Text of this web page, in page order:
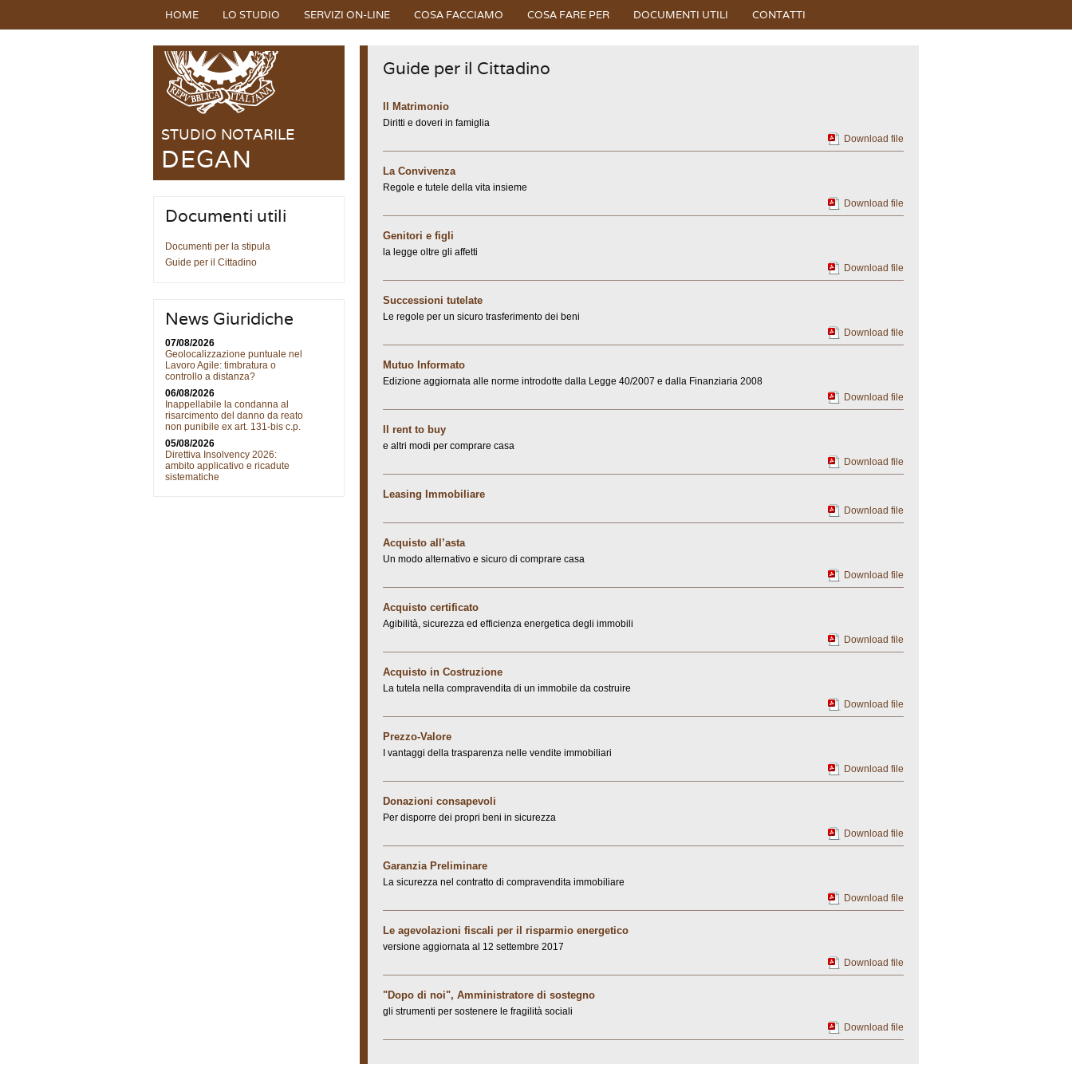
HOME LO STUDIO SERVIZI ON-LINE COSA FACCIAMO COSA FARE PER DOCUMENTI UTILI CONTATTI
STUDIO NOTARILE
DEGAN
Guide per il Cittadino
Il Matrimonio
Diritti e doveri in famiglia
Download file
La Convivenza
Regole e tutele della vita insieme
Download file
Genitori e figli
la legge oltre gli affetti
Download file
Successioni tutelate
Le regole per un sicuro trasferimento dei beni
Download file
Mutuo Informato
Edizione aggiornata alle norme introdotte dalla Legge 40/2007 e dalla Finanziaria 2008
Download file
Il rent to buy
e altri modi per comprare casa
Download file
Leasing Immobiliare
Download file
Acquisto all’asta
Un modo alternativo e sicuro di comprare casa
Download file
Acquisto certificato
Agibilità, sicurezza ed efficienza energetica degli immobili
Download file
Acquisto in Costruzione
La tutela nella compravendita di un immobile da costruire
Download file
Prezzo-Valore
I vantaggi della trasparenza nelle vendite immobiliari
Download file
Donazioni consapevoli
Per disporre dei propri beni in sicurezza
Download file
Garanzia Preliminare
La sicurezza nel contratto di compravendita immobiliare
Download file
Le agevolazioni fiscali per il risparmio energetico
versione aggiornata al 12 settembre 2017
Download file
"Dopo di noi", Amministratore di sostegno
gli strumenti per sostenere le fragilità sociali
Download file
Documenti utili
Documenti per la stipula
Guide per il Cittadino
News Giuridiche
07/08/2026
Geolocalizzazione puntuale nel
Lavoro Agile: timbratura o
controllo a distanza?
06/08/2026
Inappellabile la condanna al
risarcimento del danno da reato
non punibile ex art. 131-bis c.p.
05/08/2026
Direttiva Insolvency 2026:
ambito applicativo e ricadute
sistematiche